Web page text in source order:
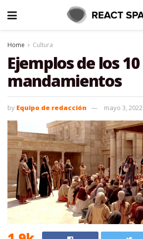
Home Cultura
Ejemplos de los 10
mandamientos
by Equipo de redacción mayo 3, 2022